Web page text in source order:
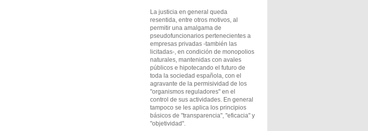
La justicia en general queda
resentida, entre otros motivos, al
permitir una amalgama de
pseudofuncionarios pertenecientes a
empresas privadas -también las
licitadas-, en condición de monopolios
naturales, mantenidas con avales
públicos e hipotecando el futuro de
toda la sociedad española, con el
agravante de la permisividad de los
"organismos reguladores" en el
control de sus actividades. En general
tampoco se les aplica los principios
básicos de "transparencia", "eficacia" y
"objetividad".